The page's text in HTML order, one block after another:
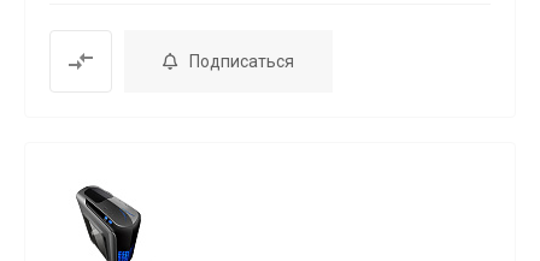
Подписаться